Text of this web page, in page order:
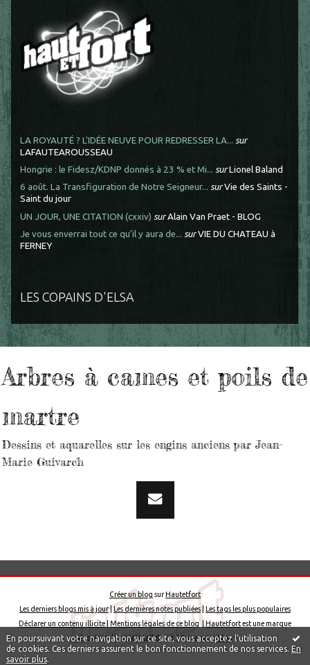
En poursuivant votre navigation sur ce site, vous acceptez l'utilisation
de cookies. Ces derniers assurent le bon fonctionnement de nos services. En
savoir plus.
LA ROYAUTÉ ? L'IDÉE NEUVE POUR REDRESSER LA... sur
LAFAUTEAROUSSEAU
Hongrie : le Fidesz/KDNP donnés à 23 % et Mi... surLionel Baland
6 août. La Transfiguration de Notre Seigneur... surVie des Saints -
Saint du jour
UN JOUR, UNE CITATION (cxxiv) surAlain Van Praet - BLOG
Je vous enverrai tout ce qu’il y aura de... surVIE DU CHATEAU à
FERNEY
LES COPAINS D'ELSA
Arbres à cames et poils de
martre
Dessins et aquarelles sur les engins anciens par Jean-
Marie Guivarc'h
Créer un blog surHautetfort
Les derniers blogs mis à jour|Les dernières notes publiées Les tags les plus populaires
Déclarer un contenu illicite Mentions légales de ce blog|Hautetfortest une marque
déposée de la société talkSpirit | Créez votreblog !